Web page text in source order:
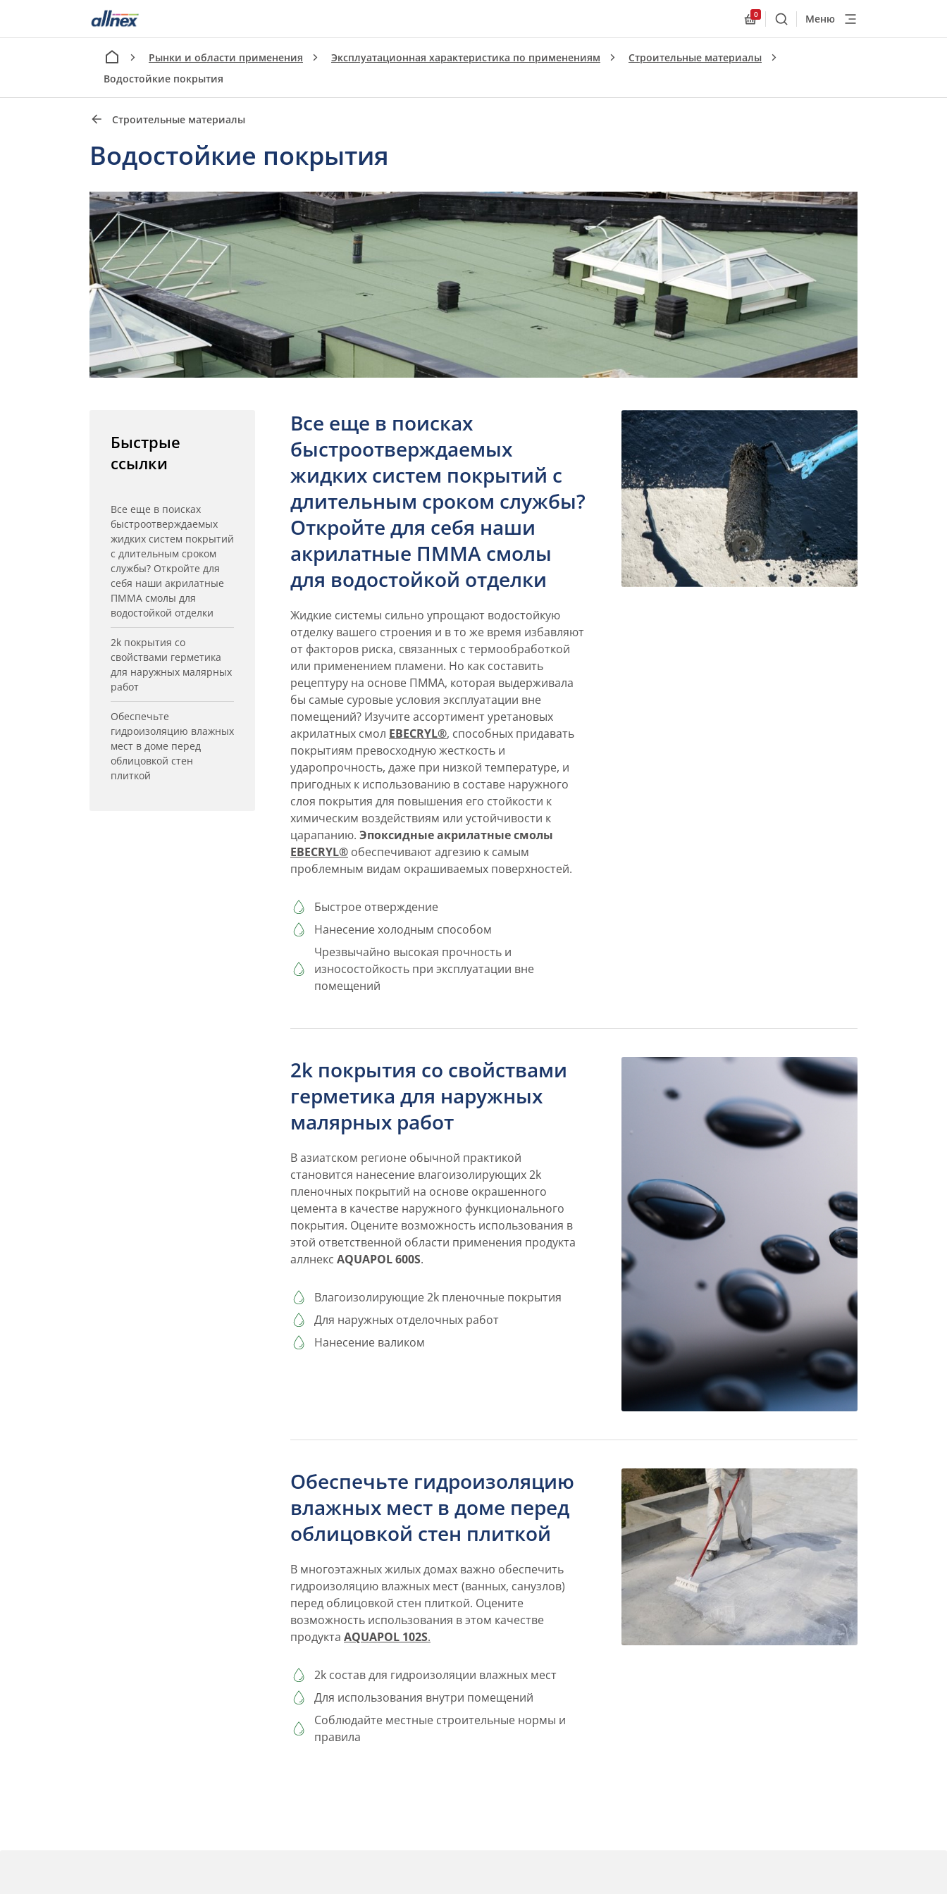
Allnex.GeneralResources.Cart
0
ПоискМеню
Рынки и области применения Эксплуатационная характеристика по применениям
Строительные материалы
Водостойкие покрытия
Строительные материалы
Водостойкие покрытия
Быстрые
ссылки
Все еще в поисках
быстроотверждаемых
жидких систем покрытий
с длительным сроком
службы? Откройте для
себя наши акрилатные
ПММА смолы для
водостойкой отделки
2k покрытия со
свойствами герметика
для наружных малярных
работ
Обеспечьте
гидроизоляцию влажных
мест в доме перед
облицовкой стен
плиткой
Все еще в поисках
быстроотверждаемых
жидких систем покрытий с
длительным сроком службы?
Откройте для себя наши
акрилатные ПММА смолы
для водостойкой отделки
Жидкие системы сильно упрощают водостойкую
отделку вашего строения и в то же время избавляют
от факторов риска, связанных с термообработкой
или применением пламени. Но как составить
рецептуру на основе ПММА, которая выдерживала
бы самые суровые условия эксплуатации вне
помещений? Изучите ассортимент уретановых
акрилатных смол EBECRYL®, способных придавать
покрытиям превосходную жесткость и
ударопрочность, даже при низкой температуре, и
пригодных к использованию в составе наружного
слоя покрытия для повышения его стойкости к
химическим воздействиям или устойчивости к
царапанию. Эпоксидные акрилатные смолы
EBECRYL® обеспечивают адгезию к самым
проблемным видам окрашиваемых поверхностей.
Быстрое отверждение
Нанесение холодным способом
Чрезвычайно высокая прочность и
износостойкость при эксплуатации вне
помещений
2k покрытия со свойствами
герметика для наружных
малярных работ
В азиатском регионе обычной практикой
становится нанесение влагоизолирующих 2k
пленочных покрытий на основе окрашенного
цемента в качестве наружного функционального
покрытия. Оцените возможность использования в
этой ответственной области применения продукта
аллнекс AQUAPOL 600S.
Влагоизолирующие 2k пленочные покрытия
Для наружных отделочных работ
Нанесение валиком
Обеспечьте гидроизоляцию
влажных мест в доме перед
облицовкой стен плиткой
В многоэтажных жилых домах важно обеспечить
гидроизоляцию влажных мест (ванных, санузлов)
перед облицовкой стен плиткой. Оцените
возможность использования в этом качестве
продукта AQUAPOL 102S.
2k состав для гидроизоляции влажных мест
Для использования внутри помещений
Соблюдайте местные строительные нормы и
правила